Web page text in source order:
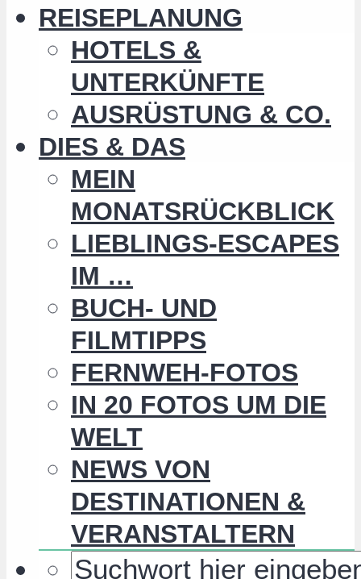
REISEPLANUNG
HOTELS &
UNTERKÜNFTE
AUSRÜSTUNG & CO.
DIES & DAS
MEIN
MONATSRÜCKBLICK
LIEBLINGS-ESCAPES
IM …
BUCH- UND
FILMTIPPS
FERNWEH-FOTOS
IN 20 FOTOS UM DIE
WELT
NEWS VON
DESTINATIONEN &
VERANSTALTERN